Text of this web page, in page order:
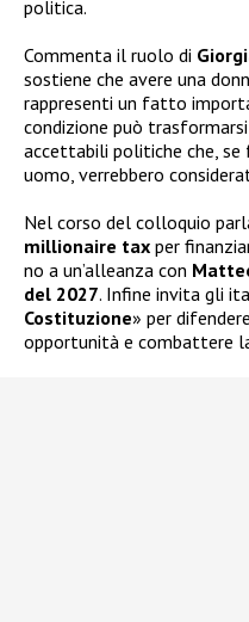
politica.
Commenta il ruolo di
sostiene che avere una
rappresenti un fatto
condizione può
accettabili politiche che,
uomo, verrebbero
Nel corso del colloquio
millionaire tax per
no a un’alleanza con
del 2027. Infine invita gli
Costituzione» per
opportunità e combattere